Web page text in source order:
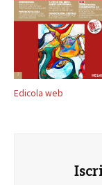
Edicola web